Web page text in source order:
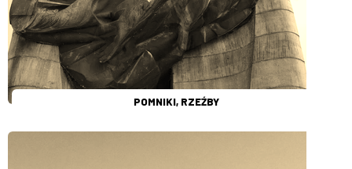
POMNIKI, RZEŹBY